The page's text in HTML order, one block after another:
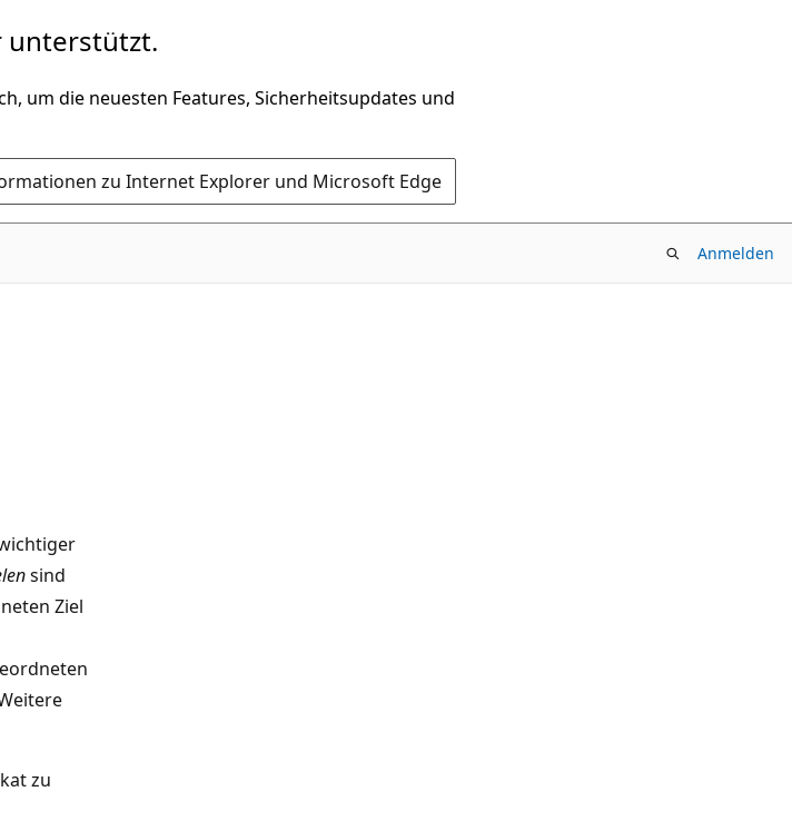
unterstützt.
um die neuesten Features, Sicherheitsupdates und
zu Internet Explorer und Microsoft Edge
Anmelden
sind
Ziel
zu